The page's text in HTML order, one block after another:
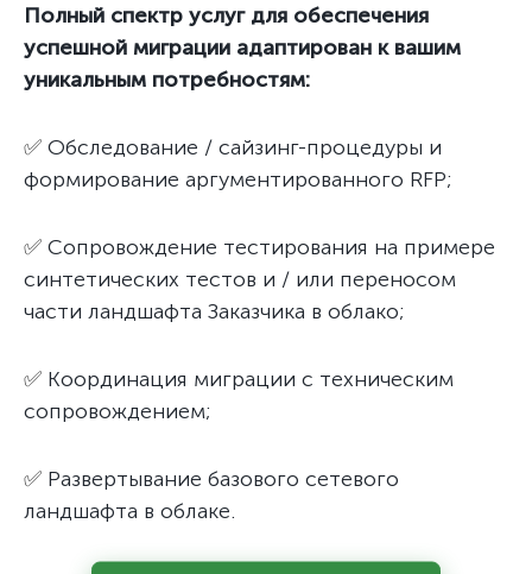
Полный спектр услуг для обеспечения
успешной миграции адаптирован к вашим
уникальным потребностям:
✅ Обследование / сайзинг-процедуры и
формирование аргументированного RFP;
✅ Сопровождение тестирования на примере
синтетических тестов и / или переносом
части ландшафта Заказчика в облако;
✅ Координация миграции с техническим
сопровождением;
✅ Развертывание базового сетевого
ландшафта в облаке.